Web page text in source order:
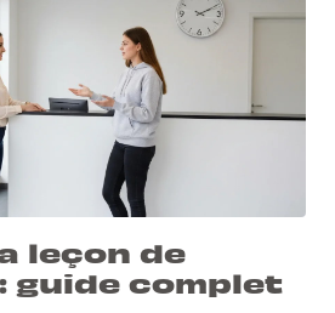
leçon de
guide complet